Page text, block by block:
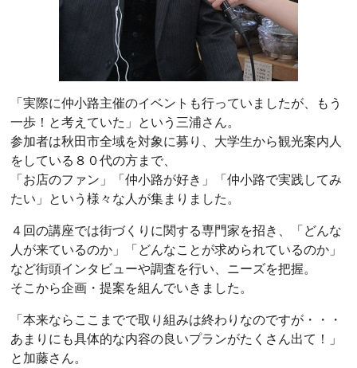
「実際に仲小路主催のイベントも行っていましたが、もう
一歩！と考えていた」という三浦さん。
参加者は秋田市全域を対象に募り、大学生から観光案内人
をしている８０代の方まで、
「お店のファン」「仲小路が好き」「仲小路で実践してみ
たい」という様々な人が集まりました。
４回の講座では街づくりに関する専門家を招き、「どんな
人が来ているのか」「どんなことが求められているのか」
など街頭インタビューや調査を行い、ニーズを把握。
そこから企画・提案を組んでいきました。
「本来ならここまでで取り組みは終わりなのですが・・・
あまりにも具体的な内容の良いプランがたくさん出て！」
と加藤さん。